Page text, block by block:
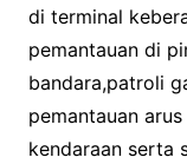
di terminal
pemantauan di
bandara,patroli
pemantauan
kendaraan serta